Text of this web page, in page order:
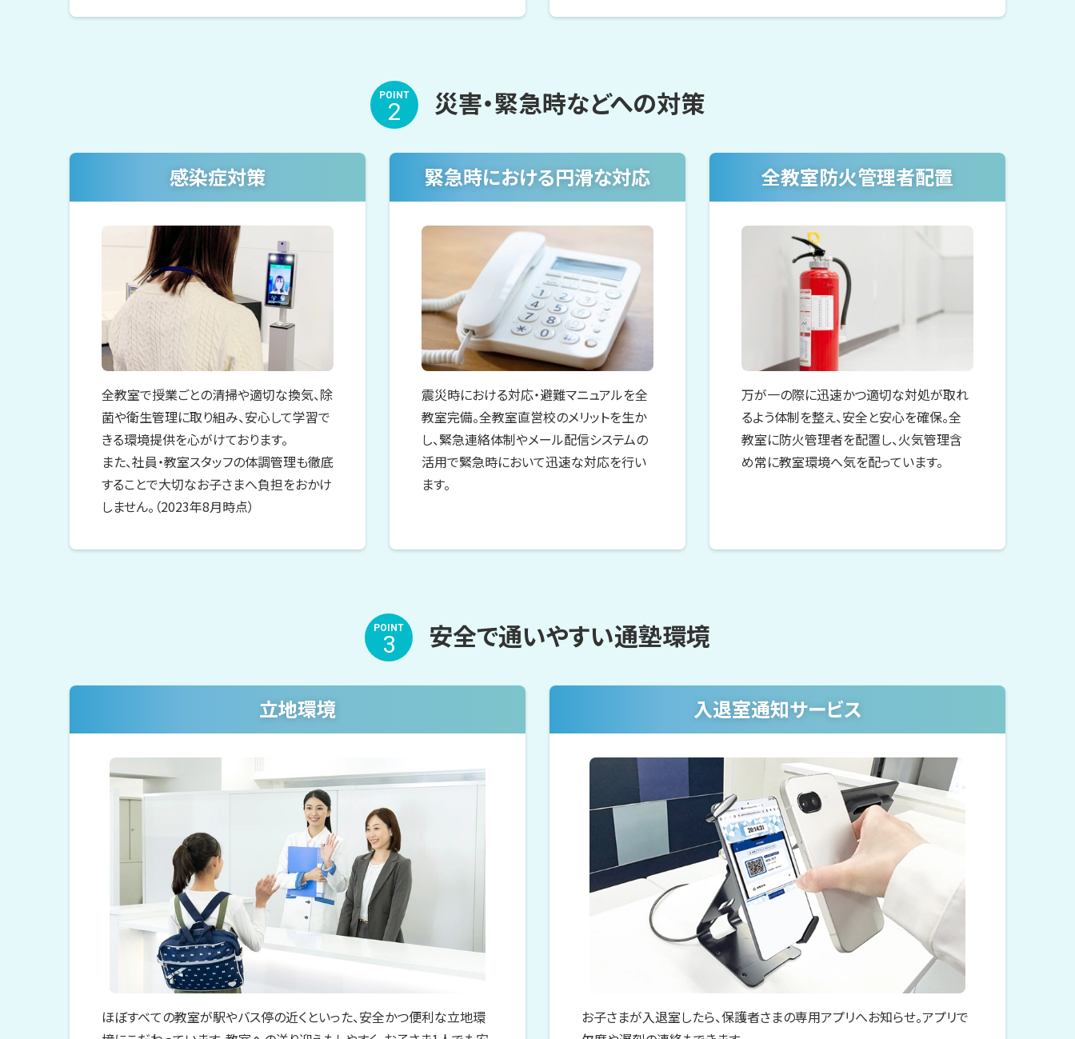
POINT
2 災害・緊急時などへの対策
感染症対策
全教室で授業ごとの清掃や適切な換気、除
菌や衛生管理に取り組み、安心して学習で
きる環境提供を心がけております。
また、社員・教室スタッフの体調管理も徹底
することで大切なお子さまへ負担をおかけ
しません。（2023年8月時点）
緊急時における円滑な対応
震災時における対応・避難マニュアルを全
教室完備。全教室直営校のメリットを生か
し、緊急連絡体制やメール配信システムの
活用で緊急時において迅速な対応を行い
ます。
全教室防火管理者配置
万が一の際に迅速かつ適切な対処が取れ
るよう体制を整え、安全と安心を確保。全
教室に防火管理者を配置し、火気管理含
め常に教室環境へ気を配っています。
POINT
3 安全で通いやすい通塾環境
立地環境
ほぼすべての教室が駅やバス停の近くといった、安全かつ便利な立地環
入退室通知サービス
お子さまが入退室したら、保護者さまの専用アプリへお知らせ。アプリで